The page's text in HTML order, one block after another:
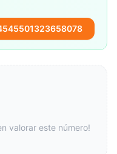
valorar este número!